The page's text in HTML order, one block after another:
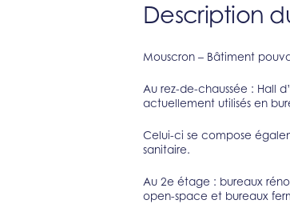
Description
Mouscron – Bâtiment
Au rez-de-chaussée : Hall
actuellement utilisés en
Celui-ci se compose
sanitaire.
Au 2e étage : bureaux
open-space et bureaux